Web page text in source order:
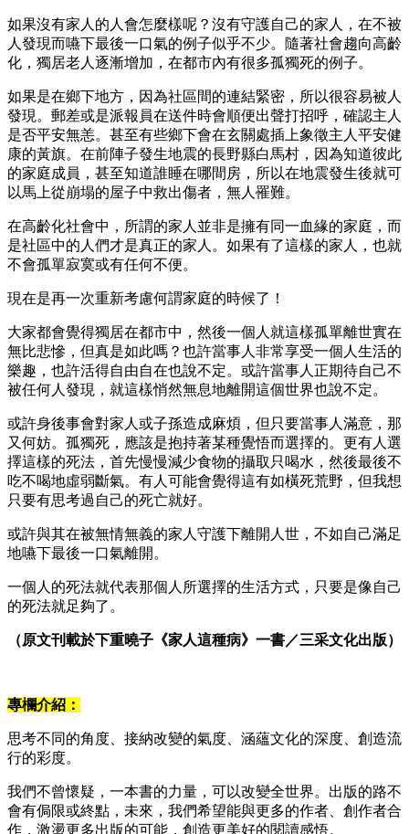
如果沒有家人的人會怎麼樣呢？沒有守護自己的家人，在不被
人發現而嚥下最後一口氣的例子似乎不少。隨著社會趨向高齡
化，獨居老人逐漸增加，在都市內有很多孤獨死的例子。
如果是在鄉下地方，因為社區間的連結緊密，所以很容易被人
發現。郵差或是派報員在送件時會順便出聲打招呼，確認主人
是否平安無恙。甚至有些鄉下會在玄關處插上象徵主人平安健
康的黃旗。在前陣子發生地震的長野縣白馬村，因為知道彼此
的家庭成員，甚至知道誰睡在哪間房，所以在地震發生後就可
以馬上從崩塌的屋子中救出傷者，無人罹難。
在高齡化社會中，所謂的家人並非是擁有同一血緣的家庭，而
是社區中的人們才是真正的家人。如果有了這樣的家人，也就
不會孤單寂寞或有任何不便。
現在是再一次重新考慮何謂家庭的時候了！
大家都會覺得獨居在都市中，然後一個人就這樣孤單離世實在
無比悲慘，但真是如此嗎？也許當事人非常享受一個人生活的
樂趣，也許活得自由自在也說不定。或許當事人正期待自己不
被任何人發現，就這樣悄然無息地離開這個世界也說不定。
或許身後事會對家人或子孫造成麻煩，但只要當事人滿意，那
又何妨。孤獨死，應該是抱持著某種覺悟而選擇的。更有人選
擇這樣的死法，首先慢慢減少食物的攝取只喝水，然後最後不
吃不喝地虛弱斷氣。有人可能會覺得這有如橫死荒野，但我想
只要有思考過自己的死亡就好。
或許與其在被無情無義的家人守護下離開人世，不如自己滿足
地嚥下最後一口氣離開。
一個人的死法就代表那個人所選擇的生活方式，只要是像自己
的死法就足夠了。
（原文刊載於下重曉子《家人這種病》一書／三采文化出版）
專欄介紹：
思考不同的角度、接納改變的氣度、涵蘊文化的深度、創造流
行的彩度。
我們不曾懷疑，一本書的力量，可以改變全世界。出版的路不
會有侷限或終點，未來，我們希望能與更多的作者、創作者合
作，激盪更多出版的可能，創造更美好的閱讀感悟。